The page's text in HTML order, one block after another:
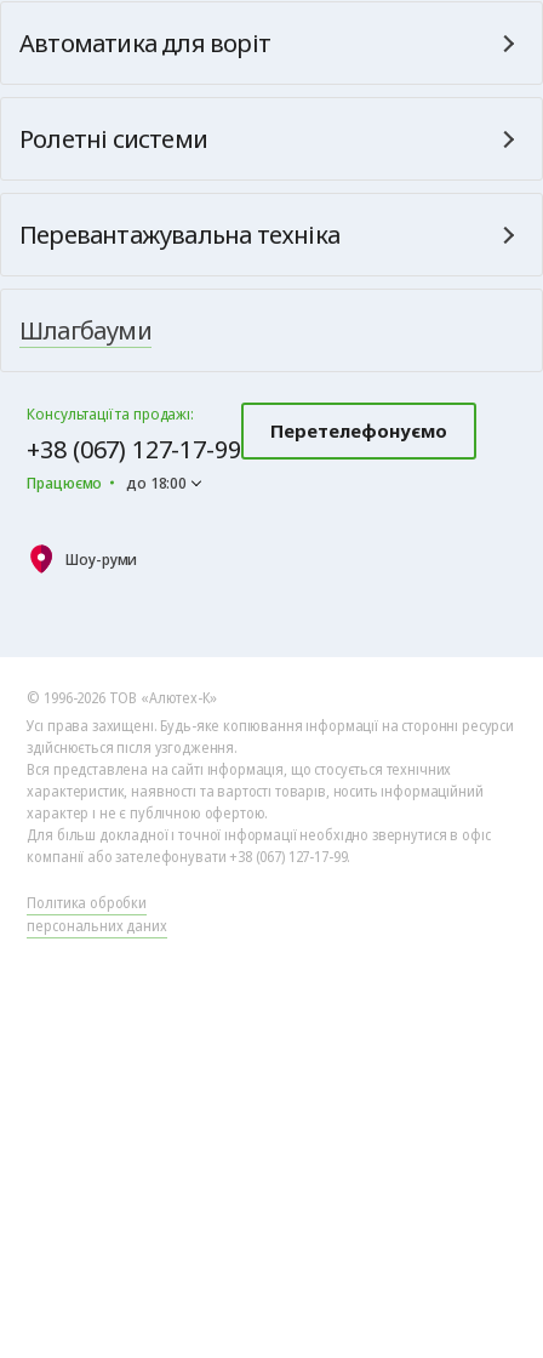
Автоматика для воріт
Ролетні системи
Перевантажувальна техніка
Шлагбауми
Консультації та продажі:
+38 (067) 127-17-99
Працюємо до 18:00
Перетелефонуємо
Шоу-руми
© 1996-2026 ТОВ «Алютех‑К»
Усі права захищені. Будь-яке копіювання інформації на сторонні ресурси
здійснюється після узгодження.
Вся представлена на сайті інформація, що стосується технічних
характеристик, наявності та вартості товарів, носить інформаційний
характер і не є публічною офертою.
Для більш докладної і точної інформації необхідно звернутися в офіс
компанії або зателефонувати +38 (067) 127-17-99.
Політика обробки
персональних даних